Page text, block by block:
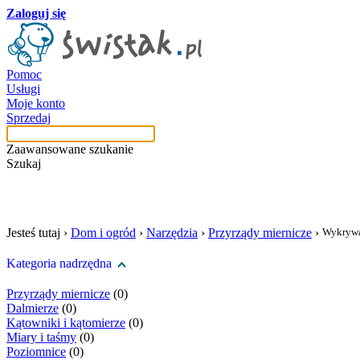
Zaloguj się
Pomoc
Usługi
Moje konto
Sprzedaj
Zaawansowane szukanie
Szukaj
Jesteś tutaj › Dom i ogród › Narzędzia › Przyrządy miernicze ›
Kategoria nadrzędna
Przyrządy miernicze (0)
Dalmierze (0)
Kątowniki i kątomierze (0)
Miary i taśmy (0)
Poziomnice (0)